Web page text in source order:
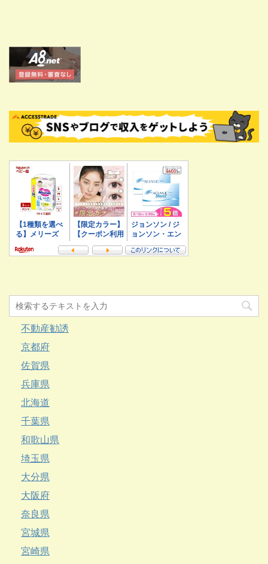
不動産勧誘
京都府
佐賀県
兵庫県
北海道
千葉県
和歌山県
埼玉県
大分県
大阪府
奈良県
宮城県
宮崎県